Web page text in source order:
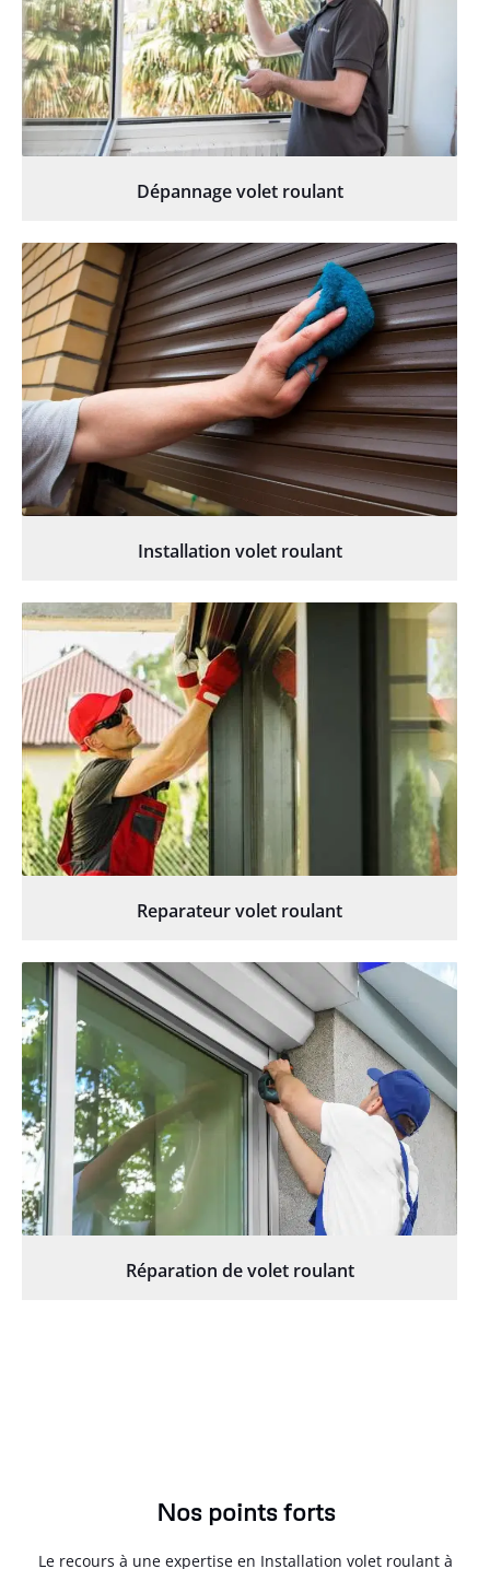
Dépannage volet roulant
Installation volet roulant
Reparateur volet roulant
Réparation de volet roulant
Nos points forts
Le recours à une expertise en Installation volet roulant à